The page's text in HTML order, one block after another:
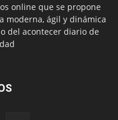
online que se propone
moderna, ágil y dinámica
del acontecer diario de